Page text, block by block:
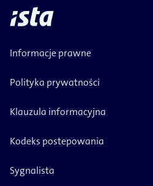
Informacje prawne
Polityka prywatności
Klauzula informacyjna
Kodeks postepowania
Sygnalista